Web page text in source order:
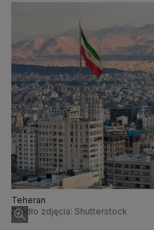
Teheran
Źródło zdjęcia: Shutterstock